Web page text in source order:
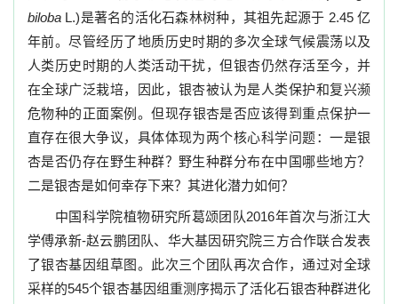
biloba L.)是著名的活化石森林树种，其祖先起源于 2.45亿
年前。尽管经历了地质历史时期的多次全球气候震荡以及
人类历史时期的人类活动干扰，但银杏仍然存活至今，并
在全球广泛栽培，因此，银杏被认为是人类保护和复兴濒
危物种的正面案例。但现存银杏是否应该得到重点保护一
直存在很大争议，具体体现为两个核心科学问题：一是银
杏是否仍存在野生种群？野生种群分布在中国哪些地方？
二是银杏是如何幸存下来？其进化潜力如何？
中国科学院植物研究所葛颂团队2016年首次与浙江大
学傅承新-赵云鹏团队、华大基因研究院三方合作联合发表
了银杏基因组草图。此次三个团队再次合作，通过对全球
采样的545个银杏基因组重测序揭示了活化石银杏种群进化